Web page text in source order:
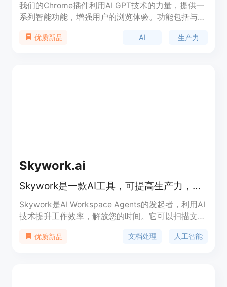
我们的Chrome插件利用AI GPT技术的力量，提供一
系列智能功能，增强用户的浏览体验。功能包括与AI
译、语法修正、生成面试问题、代码解释、文本改写
优质新品 AI 生产力
Skywork.ai
Skywork是一款AI工具，可提高生产力，节省时间，从繁杂文件中解救您。
Skywork是AI Workspace Agents的发起者，利用AI
技术提升工作效率，解放您的时间。它可以扫描文
能，帮助您节省时间。
优质新品 文档处理 人工智能